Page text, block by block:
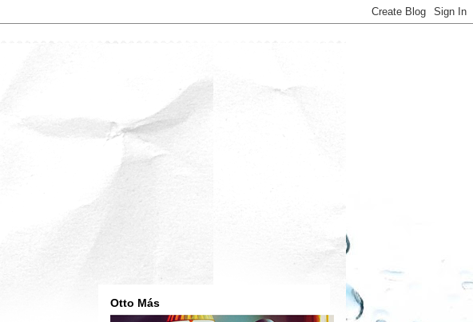
Otto Más